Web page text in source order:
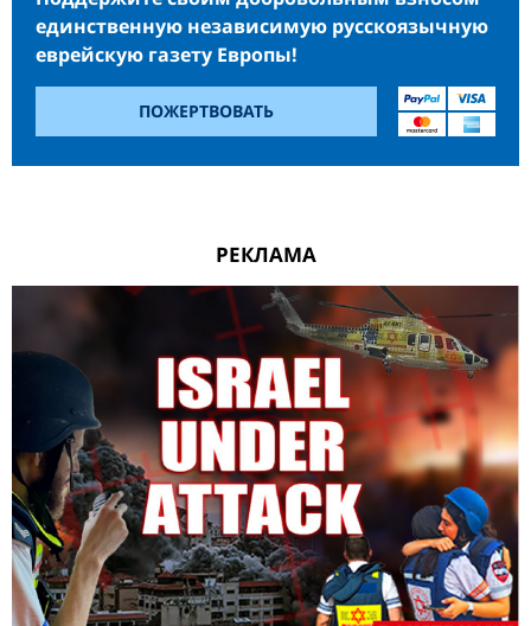
единственную независимую русскоязычную
еврейскую газету Европы!
ПОЖЕРТВОВАТЬ
РЕКЛАМА